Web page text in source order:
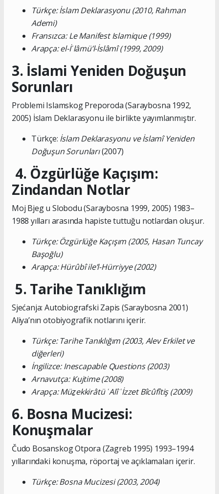
Türkçe: İslam Deklarasyonu (2010, Rahman
Ademi)
Fransızca: Le Manifest Islamique (1999)
Arapça: el-İʿlâmü’l-İslâmî (1999, 2009)
3. İslami Yeniden Doğuşun
Sorunları
Problemi Islamskog Preporoda (Saraybosna 1992,
2005) İslam Deklarasyonu ile birlikte yayımlanmıştır.
Türkçe: İslam Deklarasyonu ve İslamî Yeniden
Doğuşun Sorunları(2007)
4. Özgürlüğe Kaçışım:
Zindandan Notlar
Moj Bjeg u Slobodu (Saraybosna 1999, 2005) 1983–
1988 yılları arasında hapiste tuttuğu notlardan oluşur.
Türkçe: Özgürlüğe Kaçışım (2005, Hasan Tuncay
Başoğlu)
Arapça: Hürûbî ile’l-Hürriyye (2002)
5. Tarihe Tanıklığım
Sjećanja: Autobiografski Zapis (Saraybosna 2001)
Aliya’nın otobiyografik notlarını içerir.
Türkçe: Tarihe Tanıklığım (2003, Alev Erkilet ve
diğerleri)
İngilizce: Inescapable Questions (2003)
Arnavutça: Kujtime (2008)
Arapça: Müẕekkirâtü ʿAlî ʿİzzet Bîcûfîtiş (2009)
6. Bosna Mucizesi:
Konuşmalar
Čudo Bosanskog Otpora (Zagreb 1995) 1993–1994
yıllarındaki konuşma, röportaj ve açıklamaları içerir.
Türkçe: Bosna Mucizesi (2003, 2004)